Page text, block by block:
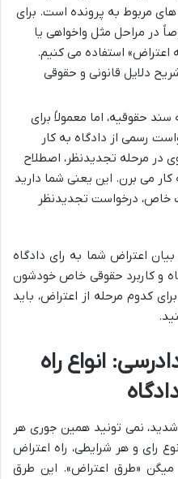
مربوط به پرونده است. برای
در مراحل مثل واخواهی یا
اعتراض» استفاده می کنیم.
دلایل قانونی و حقوقی
حقوقیه، اما معمولاً برای
رسمی از دادگاه به کار
در مرحله تجدیدنظر، اصطلاح
می برن. این یعنی شما دارید
خاص، درخواست تجدیدنظر
اعتراض شما به رای دادگاه
و کاربرد حقوقی خاص خودشون
کدوم مرحله از اعتراض، باید
انواع راه
نمی تونید همین جوری هر
رای و هر شرایطی، راه اعتراض
«طرق اعتراض». این طرق